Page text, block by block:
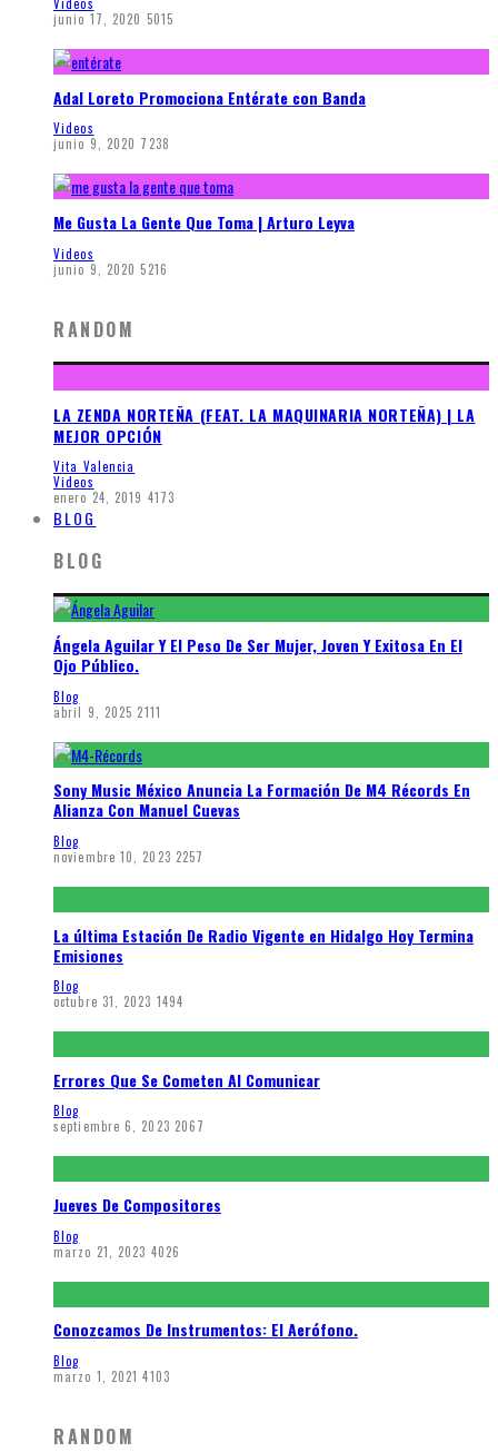
Videos
junio 17, 2020 5015
Adal Loreto Promociona Entérate con Banda
Videos
junio 9, 2020 7238
Me Gusta La Gente Que Toma | Arturo Leyva
Videos
junio 9, 2020 5216
RANDOM
LA ZENDA NORTEÑA (FEAT. LA MAQUINARIA NORTEÑA) | LA
MEJOR OPCIÓN
Vita Valencia
Videos
enero 24, 2019 4173
BLOG
BLOG
Ángela Aguilar Y El Peso De Ser Mujer, Joven Y Exitosa En El
Ojo Público.
Blog
abril 9, 2025 2111
Sony Music México Anuncia La Formación De M4 Récords En
Alianza Con Manuel Cuevas
Blog
noviembre 10, 2023 2257
La última Estación De Radio Vigente en Hidalgo Hoy Termina
Emisiones
Blog
octubre 31, 2023 1494
Errores Que Se Cometen Al Comunicar
Blog
septiembre 6, 2023 2067
Jueves De Compositores
Blog
marzo 21, 2023 4026
Conozcamos De Instrumentos: El Aerófono.
Blog
marzo 1, 2021 4103
RANDOM